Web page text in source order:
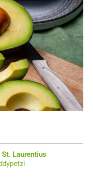
Laurentius